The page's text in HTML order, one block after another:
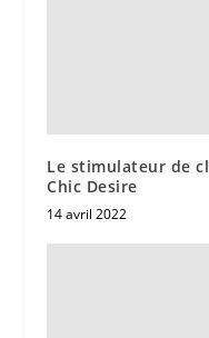
Le stimulateur de
Chic Desire
14 avril 2022